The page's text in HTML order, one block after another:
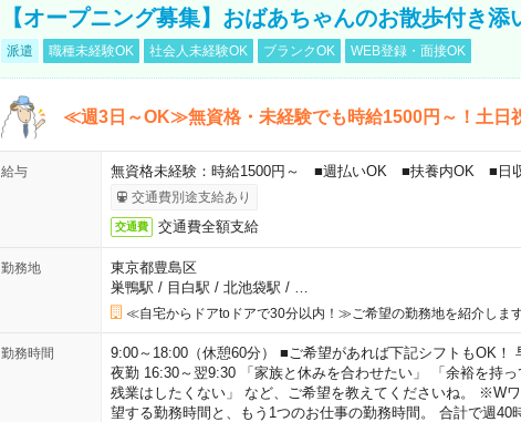
【オープニング募集】おばあちゃんのお散歩付き添
派遣 職種未経験OK 社会人未経験OK ブランクOK WEB登録・面接OK
≪週3日～OK≫無資格・未経験でも時給1500円～！土日
給与 無資格未経験：時給1500円～ ■週払いOK ■扶養内OK ■日
交通費別途支給あり
交通費 交通費全額支給
勤務地
東京都豊島区
巣鴨駅 / 目白駅 / 北池袋駅 /
≪自宅からドアtoドアで30分以内！≫ご希望の勤務地を紹介します
勤務時間
9:00～18:00（休憩60分） ■ご希望があれば下記シフトもOK！
夜勤 16:30～翌9:30 「家族と休みを合わせたい」 「余裕を持
残業はしたくない」 など、ご希望を教えてくださいね。 ※W
望する勤務時間と、もう1つのお仕事の勤務時間。 合計で週40